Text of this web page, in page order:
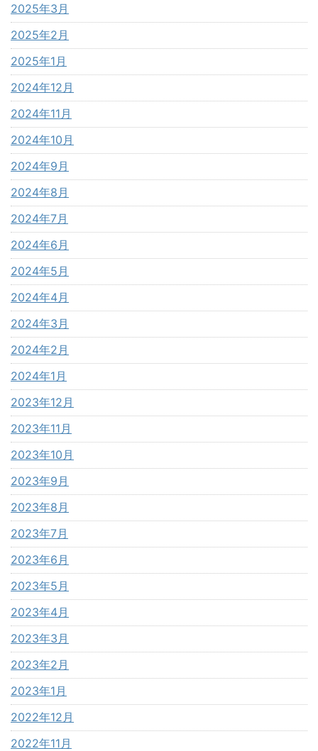
2025年3月
2025年2月
2025年1月
2024年12月
2024年11月
2024年10月
2024年9月
2024年8月
2024年7月
2024年6月
2024年5月
2024年4月
2024年3月
2024年2月
2024年1月
2023年12月
2023年11月
2023年10月
2023年9月
2023年8月
2023年7月
2023年6月
2023年5月
2023年4月
2023年3月
2023年2月
2023年1月
2022年12月
2022年11月